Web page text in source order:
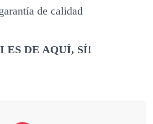
de calidad
ES DE AQUÍ, SÍ!